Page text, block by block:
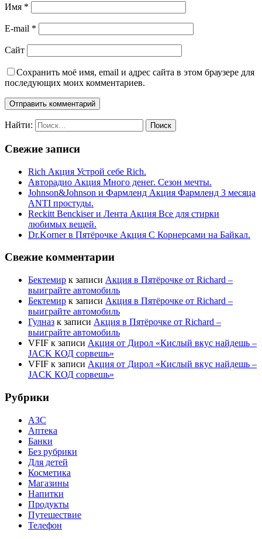
Имя *
E-mail *
Сайт
Сохранить моё имя, email и адрес сайта в этом браузере для
последующих моих комментариев.
Найти:
Свежие записи
Rich Акция Устрой себе Rich.
Авторадио Акция Много денег. Сезон мечты.
Johnson&Johnson и Фармленд Акция Фармленд 3 месяца
ANTI простуды.
Reckitt Benckiser и Лента Акция Все для стирки
любимых вещей.
Dr.Korner в Пятёрочке Акция С Корнерсами на Байкал.
Свежие комментарии
Бектемир к записи Акция в Пятёрочке от Richard –
выиграйте автомобиль
Бектемир к записи Акция в Пятёрочке от Richard –
выиграйте автомобиль
Гулназ к записи Акция в Пятёрочке от Richard –
выиграйте автомобиль
VFIF к записи Акция от Дирол «Кислый вкус найдешь –
JACK КОД сорвешь»
VFIF к записи Акция от Дирол «Кислый вкус найдешь –
JACK КОД сорвешь»
Рубрики
АЗС
Аптека
Банки
Без рубрики
Для детей
Косметика
Магазины
Напитки
Продукты
Путешествие
Телефон